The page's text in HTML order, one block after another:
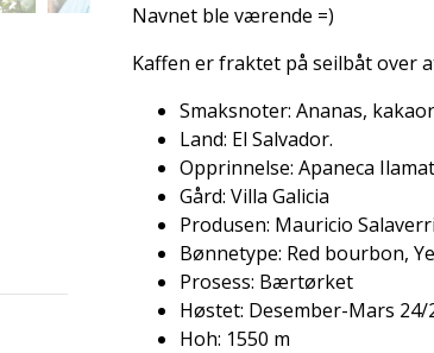
Navnet ble værende =)
Kaffen er fraktet på seilbåt over
Smaksnoter: Ananas,
Land: El Salvador.
Opprinnelse: Apaneca
Gård: Villa Galicia
Produsen: Mauricio
Bønnetype: Red bourbon,
Prosess: Bærtørket
Høstet: Desember-Mars 24/
Hoh: 1550 m